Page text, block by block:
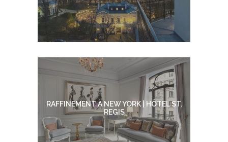
RAFFINEMENT À NEW YORK | HÔTEL ST.
REGIS